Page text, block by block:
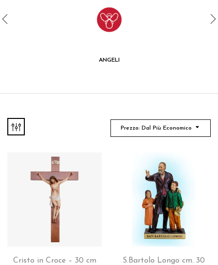
ANGELI
Prezzo: Dal Più Economico
Cristo in Croce – 30 cm S.Bartolo Longo cm. 30